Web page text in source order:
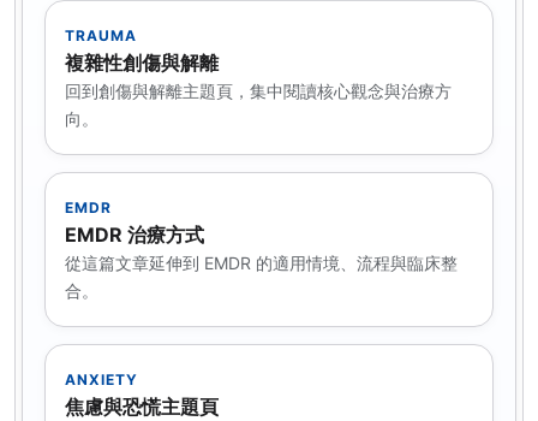
TRAUMA
複雜性創傷與解離
回到創傷與解離主題頁，集中閱讀核心觀念與治療方
向。
EMDR
EMDR 治療方式
從這篇文章延伸到 EMDR 的適用情境、流程與臨床整
合。
ANXIETY
焦慮與恐慌主題頁